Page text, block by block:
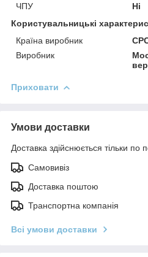
ЧПУ
Ні
Користувальницькі
Країна виробник
Виробник
Приховати
Умови доставки
Доставка здійснюється тільки по
Самовивіз
Доставка поштою
Транспортна компанія
Всі умови доставки